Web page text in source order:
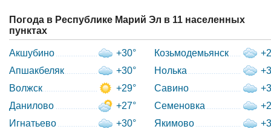
Погода в Республике Марий Эл в 11 населенных
пунктах
Акшубино
+30°
Апшакбеляк
+30°
Волжск
+29°
Данилово
+27°
Игнатьево
+30°
Козьмодемьянск
Нолька
Савино
Семеновка
Якимово